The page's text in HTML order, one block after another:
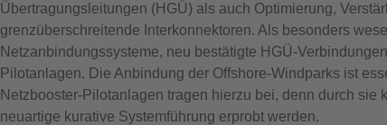
Übertragungsleitungen (HGÜ) als auch Optimierung,
grenzüberschreitende Interkonnektoren. Als besonders
Netzanbindungssysteme, neu bestätigte HGÜ-
Pilotanlagen. Die Anbindung der Offshore-Windparks ist
Netzbooster-Pilotanlagen tragen hierzu bei, denn durch
neuartige kurative Systemführung erprobt werden.